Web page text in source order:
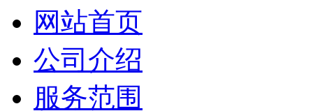
网站首页
公司介绍
服务范围